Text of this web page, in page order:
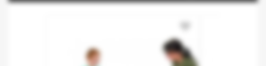
favorite_border